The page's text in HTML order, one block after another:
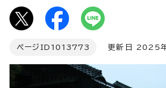
ページID 1013773 更新日 2025